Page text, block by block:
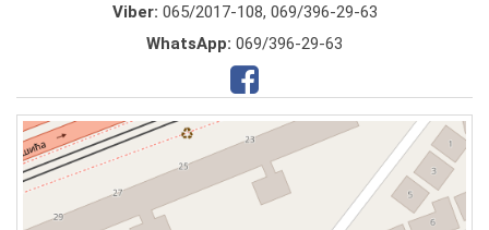
Viber: 065/2017-108, 069/396-29-63
WhatsApp: 069/396-29-63